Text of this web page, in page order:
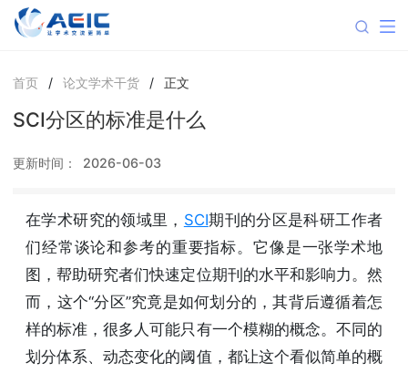
首页 / 论文学术干货 / 正文
SCI分区的标准是什么
更新时间： 2026-06-03
在学术研究的领域里， SCI期刊的分区是科研工作者
们经常谈论和参考的重要指标。它像是一张学术地
图，帮助研究者们快速定位期刊的水平和影响力。然
而，这个“分区”究竟是如何划分的，其背后遵循着怎
样的标准，很多人可能只有一个模糊的概念。不同的
划分体系、动态变化的阈值，都让这个看似简单的概